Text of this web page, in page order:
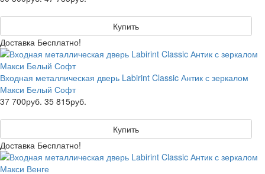
Купить
Доставка Бесплатно!
Входная металлическая дверь Labirint Classic Антик с зеркалом
Макси Белый Софт
37 700руб. 35 815руб.
Купить
Доставка Бесплатно!